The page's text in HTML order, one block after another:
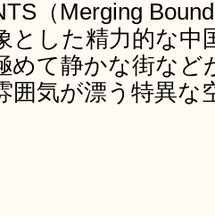
（Merging
とした精力的な中
めて静かな街な
囲気が漂う特異な